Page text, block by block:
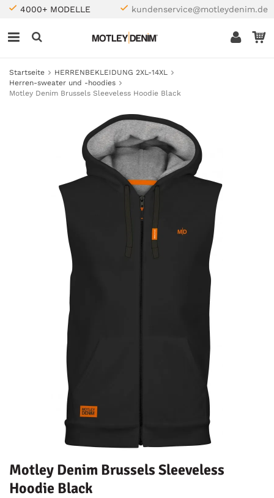
4000+ MODELLE kundenservice@motleydenim.de
Startseite
HERRENBEKLEIDUNG 2XL-14XL
Herren-sweater und -hoodies
Motley Denim Brussels Sleeveless Hoodie Black
Motley Denim Brussels Sleeveless
Hoodie Black